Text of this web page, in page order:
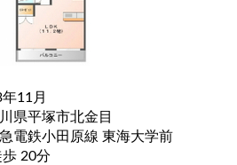
11月
県平塚市北金目
電鉄小田原線 東海大学前
駅 徒歩 20分